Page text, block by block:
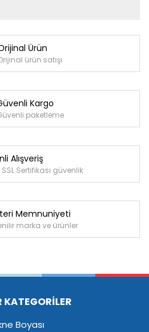
Ürün
ürün satışı
Kargo
paketleme
Alışveriş
Sertifikası güvenlik
Memnuniyeti
marka ve ürünler
KATEGORİLER
Boyası